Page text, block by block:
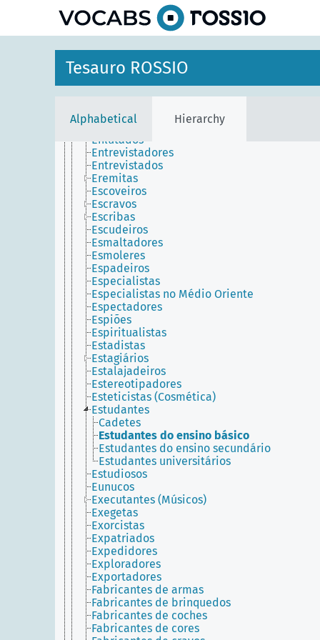
Tesauro ROSSIO
Alphabetical Hierarchy
Emissários
Empacotadores
Empregados de mesa
Empreiteiros
Encadernadores
Enfermeiras superiores
Enfermeiros
Engenheiros
Engenheiros florestais
Engraxadores
Enlutados
Entrevistadores
Entrevistados
Eremitas
Escoveiros
Escravos
Escribas
Escudeiros
Esmaltadores
Esmoleres
Espadeiros
Especialistas
Especialistas no Médio Oriente
Espectadores
Espiões
Espiritualistas
Estadistas
Estagiários
Estalajadeiros
Estereotipadores
Esteticistas (Cosmética)
Estudantes
Cadetes
Estudantes do ensino básico
Estudantes do ensino secundário
Estudantes universitários
Estudiosos
Eunucos
Executantes (Músicos)
Exegetas
Exorcistas
Expatriados
Expedidores
Exploradores
Exportadores
Fabricantes de armas
Fabricantes de brinquedos
Fabricantes de coches
Fabricantes de cores